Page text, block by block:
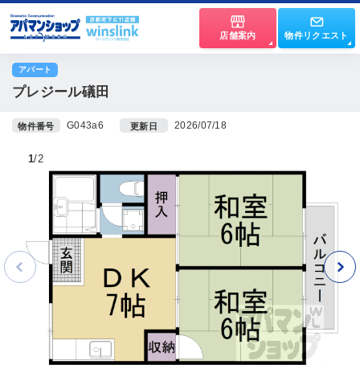
店舗案内 物件リクエスト
アパート
プレジール礒田
物件番号 G043a6 更新日 2026/07/18
1 2